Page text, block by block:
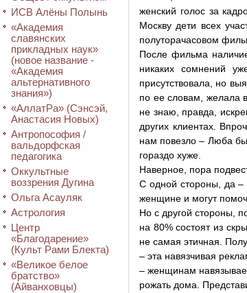
ИСВ Алёны Полынь
«Академия
славянских
прикладных наук»
(новое название -
«Академия
альтернативного
знания»)
«АллатРа» (Сэнсэй,
Анастасия Новых)
Антропософия /
вальдорфская
педагогика
Оккультные
воззрения Дугина
Ольга Асауляк
Астрология
Центр
«Благодарение»
(Культ Рами Блекта)
«Великое белое
братство»
(Айванховцы)
женский голос за
Москву дети всех
полуторачасовом
После фильма
никаких сомнений
присутствовала, но
по ее словам, желала
не знаю, правда,
других клиентах.
нам повезло – Люба
гораздо хуже.
Наверное, пора
С одной стороны, да –
женщине и могут
Но с другой стороны,
на 80% состоят из
не самая этичная.
– эта навязчивая
– женщинам
рожать дома.